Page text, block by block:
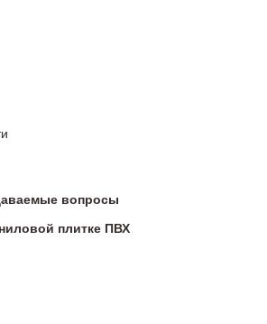
вопросы
плитке ПВХ